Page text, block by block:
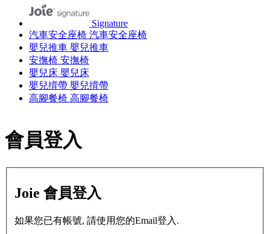
Signature
汽車安全座椅 汽車安全座椅
嬰兒推車 嬰兒推車
安撫椅 安撫椅
嬰兒床 嬰兒床
嬰兒揹帶 嬰兒揹帶
高腳餐椅 高腳餐椅
會員登入
Joie 會員登入
如果您已有帳號, 請使用您的Email登入.